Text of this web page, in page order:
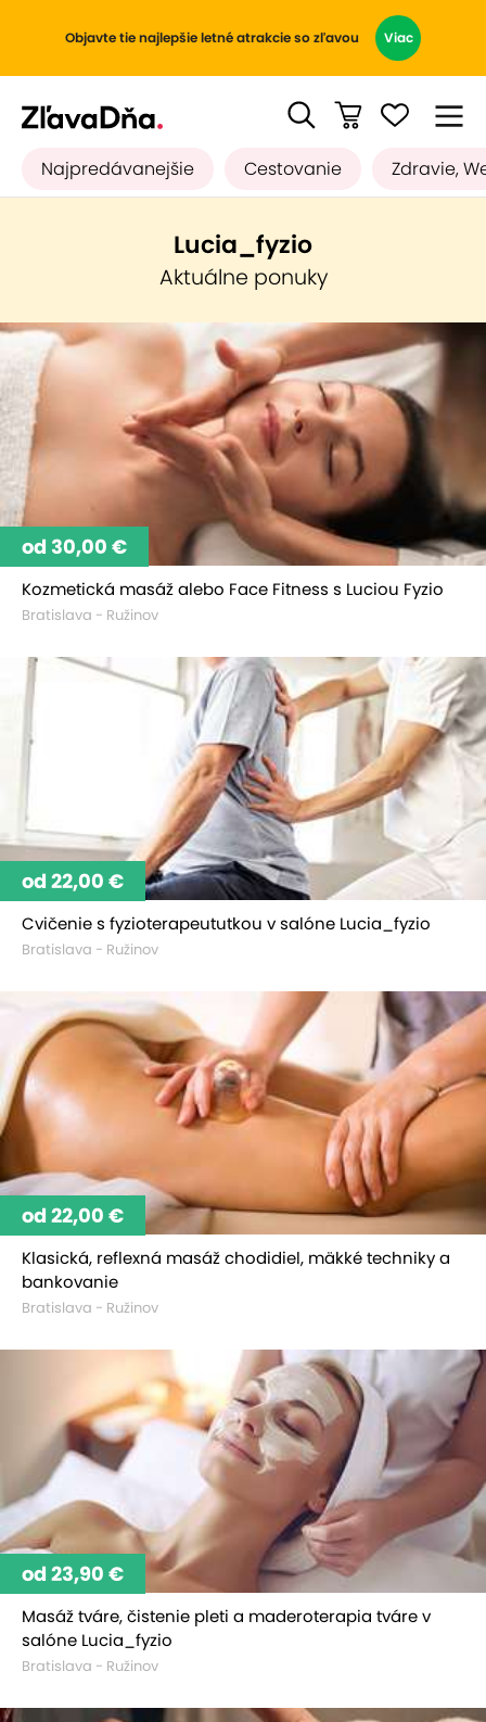
Objavte tie najlepšie letné atrakcie so zľavou Viac
Najpredávanejšie Cestovanie Zdravie,
Lucia_fyzio
Aktuálne ponuky
Kozmetická masáž alebo Face Fitness s Luciou Fyzio
Bratislava - Ružinov
od 30,00 €
Cvičenie s fyzioterapeututkou v salóne Lucia_fyzio
Bratislava - Ružinov
od 22,00 €
Klasická, reflexná masáž chodidiel, mäkké techniky a
bankovanie
Bratislava - Ružinov
od 22,00 €
Masáž tváre, čistenie pleti a maderoterapia tváre v
salóne Lucia_fyzio
Bratislava - Ružinov
od 23,90 €